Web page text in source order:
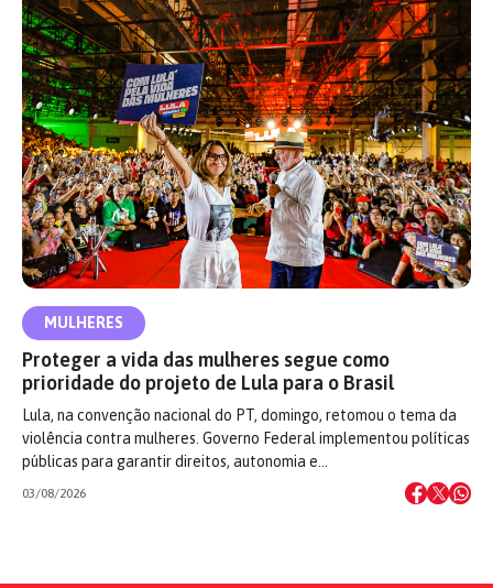
MULHERES
Proteger a vida das mulheres segue como
prioridade do projeto de Lula para o Brasil
Lula, na convenção nacional do PT, domingo, retomou o tema da
violência contra mulheres. Governo Federal implementou políticas
públicas para garantir direitos, autonomia e…
03/08/2026